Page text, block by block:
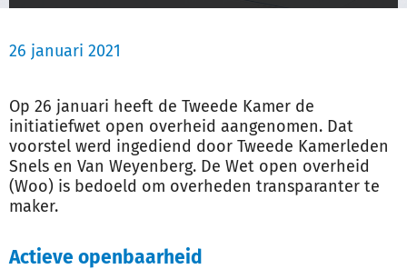
26 januari 2021
Op 26 januari heeft de Tweede Kamer de
initiatiefwet open overheid aangenomen. Dat
voorstel werd ingediend door Tweede Kamerleden
Snels en Van Weyenberg. De Wet open overheid
(Woo) is bedoeld om overheden transparanter te
maker.
Actieve openbaarheid